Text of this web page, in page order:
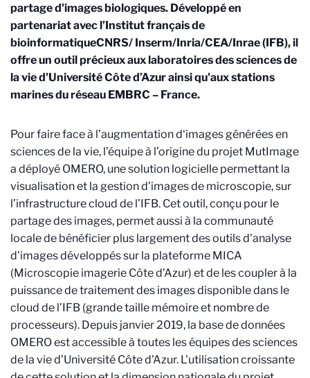
partage d'images biologiques. Développé en
partenariat avec l’Institut français de
bioinformatiqueCNRS/ Inserm/Inria/CEA/Inrae(IFB), il
offre un outil précieux aux laboratoires des sciences de
la vie d'Université Côte d’Azur ainsi qu'aux stations
marines du réseau EMBRC – France.
Pour faire face à l’augmentation d‘images générées en
sciences de la vie, l’équipe à l’origine du projet MutImage
a déployé OMERO, une solution logicielle permettant la
visualisation et la gestion d’images de microscopie, sur
l’infrastructure cloud de l’IFB. Cet outil, conçu pour le
partage des images, permet aussi à la communauté
locale de bénéficier plus largement des outils d'analyse
d'images développés sur la plateforme MICA
(Microscopie imagerie Côte d’Azur) et de les coupler à la
puissance de traitement des images disponible dans le
cloud de l’IFB (grande taille mémoire et nombre de
processeurs). Depuis janvier 2019, la base de données
OMERO est accessible à toutes les équipes des sciences
de la vie d’Université Côte d'Azur. L'utilisation croissante